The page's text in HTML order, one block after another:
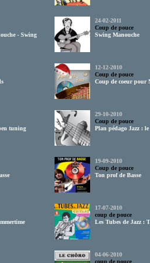
- Swing
24-02-2011
Coup de pouce
Swing Manouche
12-12-2010
Coup de pouce
Coup de coeur pour
tuning
29-10-2010
Coup de pouce
Plan pédago Jazz : le
19-09-2010
Coup de pouce
Ton prof de Basse
17-07-2010
coup de pouce
Les Tubes de Jazz :
04-06-2010
coup de pouce